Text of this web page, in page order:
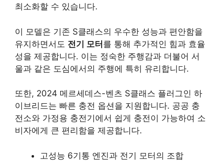
최소화할 수 있습니다.
이 모델은 기존 S클래스의 우수한 성능과 편안함을
유지하면서도 전기 모터를 통해 추가적인 힘과 효율
성을 제공합니다. 이는 정숙한 주행감과 더불어 서
울과 같은 도심에서의 주행에 특히 유리합니다.
또한, 2024 메르세데스-벤츠 S클래스 플러그인 하
이브리드는 빠른 충전 옵션을 지원합니다. 공공 충
전소와 가정용 충전기에서 쉽게 충전이 가능하여 소
비자에게 큰 편리함을 제공합니다.
고성능 6기통 엔진과 전기 모터의 조합